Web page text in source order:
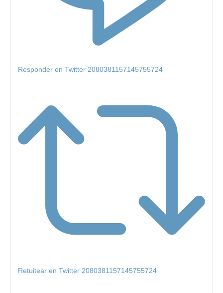
Responder en Twitter 2080381157145755724
Retuitear en Twitter 2080381157145755724